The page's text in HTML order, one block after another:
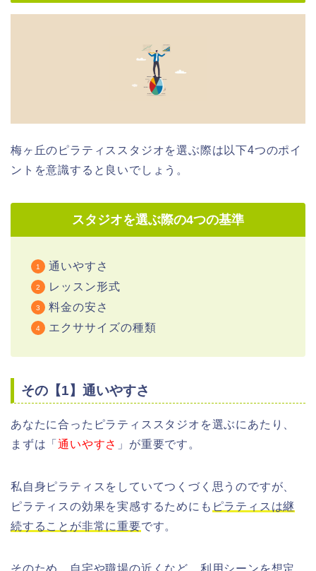
梅ヶ丘のピラティススタジオを選ぶ際は以下4つのポイ
ントを意識すると良いでしょう。
スタジオを選ぶ際の4つの基準
通いやすさ
レッスン形式
料金の安さ
エクササイズの種類
その【1】通いやすさ
あなたに合ったピラティススタジオを選ぶにあたり、
まずは「通いやすさ 」が重要です。
私自身ピラティスをしていてつくづく思うのですが、
ピラティスの効果を実感するためにも ピラティスは継
続することが非常に重要です。